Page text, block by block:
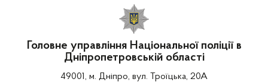
Головне управління Національної поліції в
Дніпропетровській області
49001, м. Дніпро, вул. Троїцька, 20А